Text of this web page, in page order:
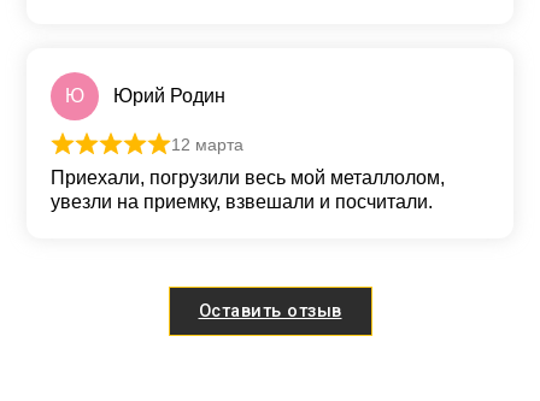
Ю Юрий Родин
Оценка из 5
12 марта
Приехали, погрузили весь мой металлолом,
увезли на приемку, взвешали и посчитали.
Оставить отзыв